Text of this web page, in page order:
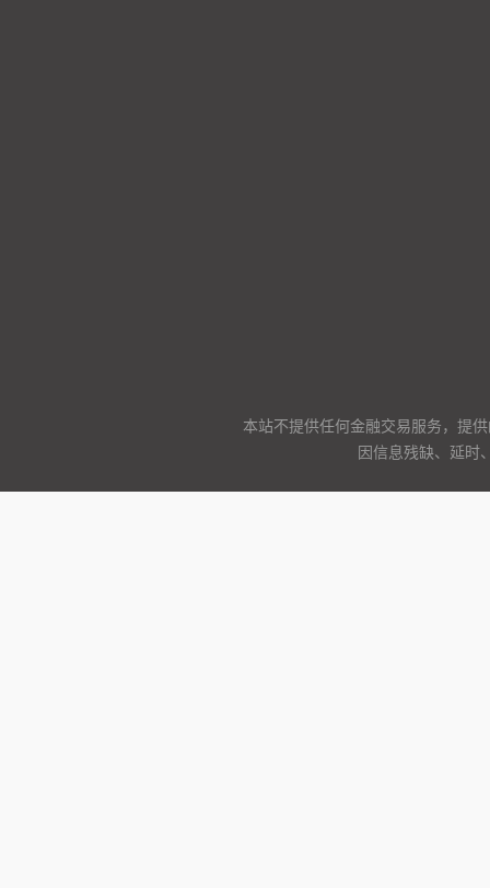
本站不提供任何金融交易服务，提
因信息残缺、延时